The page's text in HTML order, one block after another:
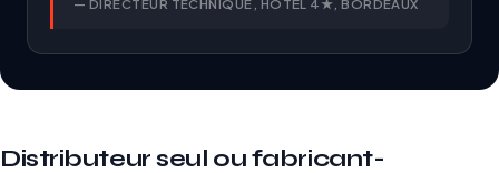
— DIRECTEUR TECHNIQUE, HÔTEL 4★, BORDEAUX
Distributeur seul ou fabricant-